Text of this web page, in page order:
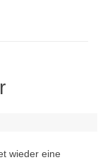
wieder eine